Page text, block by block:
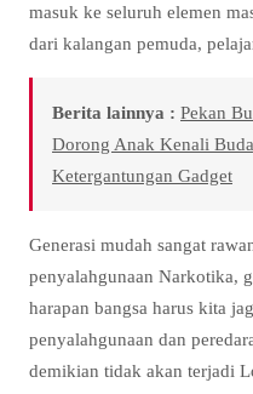
masuk ke seluruh elemen
dari kalangan pemuda,
Berita lainnya : Pekan
Dorong Anak Kenali
Ketergantungan Gadget
Generasi mudah sangat
penyalahgunaan Narkotika,
harapan bangsa harus kita
penyalahgunaan dan
demikian tidak akan terjadi